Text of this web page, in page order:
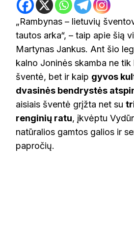
„Rambynas – lietuvių
tautos arka“, – taip apie šią
Martynas Jankus. Ant šio
kalno Joninės skamba ne
šventė, bet ir kaip gyvos
dvasinės bendrystės
aisiais šventė grįžta net su
renginių ratu, įkvėptu
natūralios gamtos galios ir
papročių.